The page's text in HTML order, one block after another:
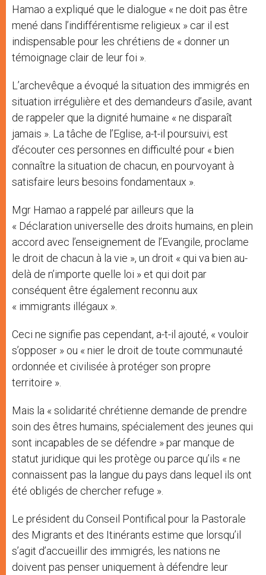
Hamao a expliqué que le dialogue « ne doit pas être
mené dans l’indifférentisme religieux » car il est
indispensable pour les chrétiens de « donner un
témoignage clair de leur foi ».
L’archevêque a évoqué la situation des immigrés en
situation irrégulière et des demandeurs d’asile, avant
de rappeler que la dignité humaine « ne disparaît
jamais ». La tâche de l’Eglise, a-t-il poursuivi, est
d’écouter ces personnes en difficulté pour « bien
connaître la situation de chacun, en pourvoyant à
satisfaire leurs besoins fondamentaux ».
Mgr Hamao a rappelé par ailleurs que la
« Déclaration universelle des droits humains, en plein
accord avec l’enseignement de l’Evangile, proclame
le droit de chacun à la vie », un droit « qui va bien au-
delà de n’importe quelle loi » et qui doit par
conséquent être également reconnu aux
« immigrants illégaux ».
Ceci ne signifie pas cependant, a-t-il ajouté, « vouloir
s’opposer » ou « nier le droit de toute communauté
ordonnée et civilisée à protéger son propre
territoire ».
Mais la « solidarité chrétienne demande de prendre
soin des êtres humains, spécialement des jeunes qui
sont incapables de se défendre » par manque de
statut juridique qui les protège ou parce qu’ils « ne
connaissent pas la langue du pays dans lequel ils ont
été obligés de chercher refuge ».
Le président du Conseil Pontifical pour la Pastorale
des Migrants et des Itinérants estime que lorsqu’il
s’agit d’accueillir des immigrés, les nations ne
doivent pas penser uniquement à défendre leur